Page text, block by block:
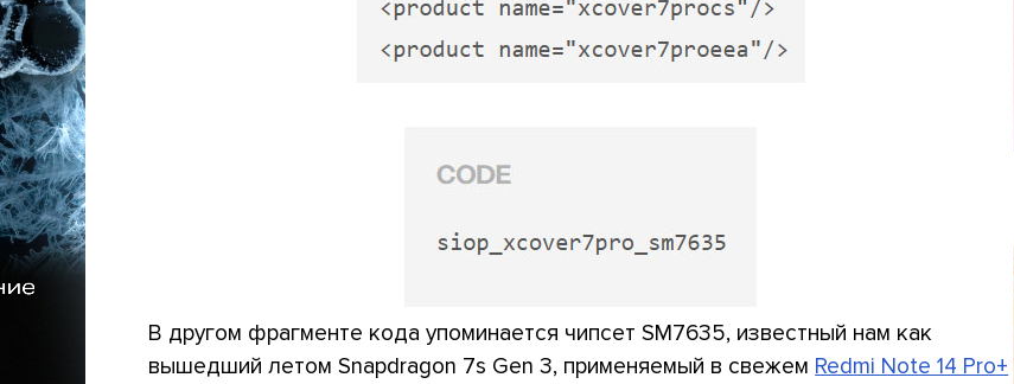
В другом фрагменте кода упоминается чипсет SM7635, известный нам как
вышедший летом Snapdragon 7s Gen 3, применяемый в свежем Redmi Note 14 Pro+